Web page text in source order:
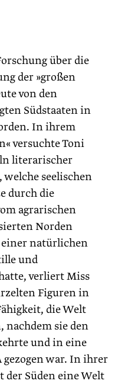
über die
der »großen
von den
Südstaaten in
In ihrem
versuchte Toni
literarischer
seelischen
durch die
agrarischen
Norden
natürlichen
und
verliert Miss
Figuren in
die Welt
sie den
und in eine
gezogen war. In ihrer
Süden eine Welt